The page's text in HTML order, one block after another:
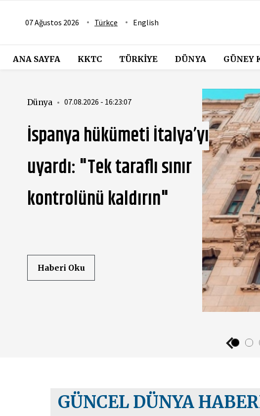
07 Ağustos 2026 Türkçe English
ANA SAYFA KKTC TÜRKIYE DÜNYA GÜNEY
Dünya 07.08.2026 - 16:19:37
Trump:" İran anlaşma
yapmak istiyor"
Haberi Oku
GÜNCEL DÜNYA